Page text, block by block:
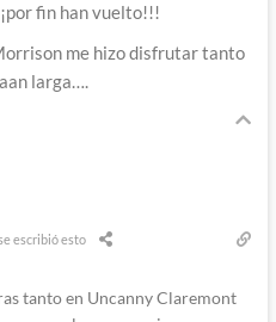
fin han vuelto!!!
me hizo disfrutar tanto
larga….
escribió esto
tanto en Uncanny Claremont